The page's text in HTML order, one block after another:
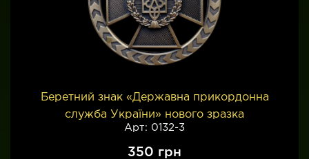
Беретний знак «Державна прикордонна
служба України» нового зразка
Арт: 0132-3
350 грн